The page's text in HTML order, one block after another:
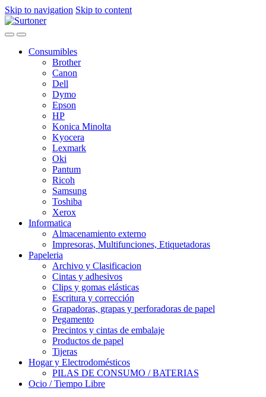
Skip to navigation Skip to content
Consumibles
Brother
Canon
Dell
Dymo
Epson
HP
Konica Minolta
Kyocera
Lexmark
Oki
Pantum
Ricoh
Samsung
Toshiba
Xerox
Informatica
Almacenamiento externo
Impresoras, Multifunciones, Etiquetadoras
Papeleria
Archivo y Clasificacion
Cintas y adhesivos
Clips y gomas elásticas
Escritura y corrección
Grapadoras, grapas y perforadoras de papel
Pegamento
Precintos y cintas de embalaje
Productos de papel
Tijeras
Hogar y Electrodomésticos
PILAS DE CONSUMO / BATERIAS
Ocio / Tiempo Libre